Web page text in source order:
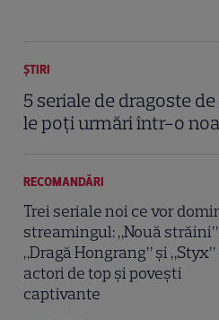
ȘTIRI
5 seriale de dragoste
le poți urmări într-o
RECOMANDĂRI
Trei seriale noi ce vor
streamingul: „Nouă
„Dragă Hongrang” și „Styx”
actori de top și povești
captivante